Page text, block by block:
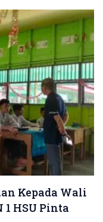
Kepada Wali
HSU Pinta